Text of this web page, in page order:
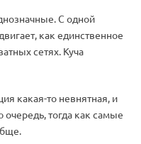
С одной
как единственное
сетях. Куча
какая-то невнятная, и
тогда как самые